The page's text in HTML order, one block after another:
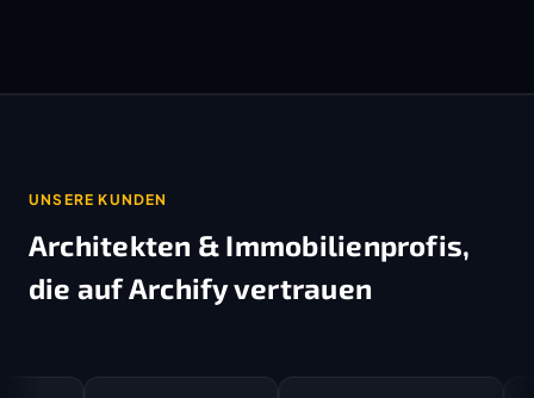
UNSERE KUNDEN
Architekten & Immobilienprofis,
die auf Archify vertrauen